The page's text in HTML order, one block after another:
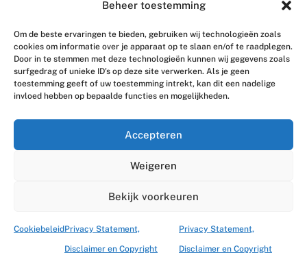
Beheer toestemming
Om de beste ervaringen te bieden, gebruiken wij technologieën zoals
cookies om informatie over je apparaat op te slaan en/of te raadplegen.
Door in te stemmen met deze technologieën kunnen wij gegevens zoals
surfgedrag of unieke ID's op deze site verwerken. Als je geen
toestemming geeft of uw toestemming intrekt, kan dit een nadelige
invloed hebben op bepaalde functies en mogelijkheden.
Accepteren
Weigeren
Bekijk voorkeuren
CookiebeleidPrivacy Statement,
Disclaimer en Copyright
Privacy Statement,
Disclaimer en Copyright
Contact
Houttuinlaan 8
3447 GM Woerden